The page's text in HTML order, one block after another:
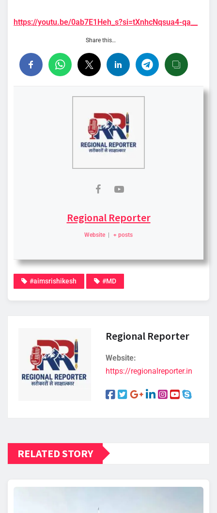
https://youtu.be/0ab7E1Heh_s?si=tXnhcNqsua4-qa__
Share this…
Regional Reporter
Website + posts
#aimsrishikesh #MD
Regional Reporter
Website:
https://regionalreporter.in
RELATED STORY